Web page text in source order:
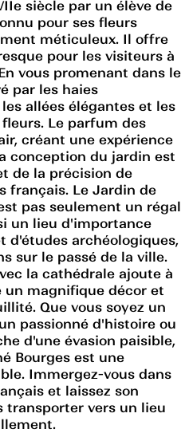
siècle par un élève de
pour ses fleurs
méticuleux. Il offre
pour les visiteurs à
vous promenant dans le
par les haies
allées élégantes et les
Le parfum des
créant une expérience
conception du jardin est
de la précision de
français. Le Jardin de
pas seulement un régal
un lieu d'importance
d'études archéologiques,
sur le passé de la ville.
la cathédrale ajoute à
magnifique décor et
Que vous soyez un
passionné d'histoire ou
d'une évasion paisible,
Bourges est une
Immergez-vous dans
et laissez son
transporter vers un lieu